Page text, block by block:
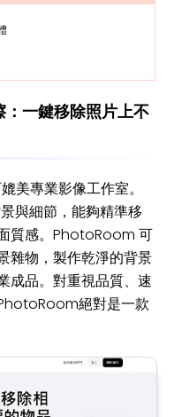
一鍵移除照片上不
美專業影像工作室。
與細節，能夠精準移
質感。PhotoRoom 可
雜物，製作乾淨的背景
成品。對重視品質、速
絕對是一款